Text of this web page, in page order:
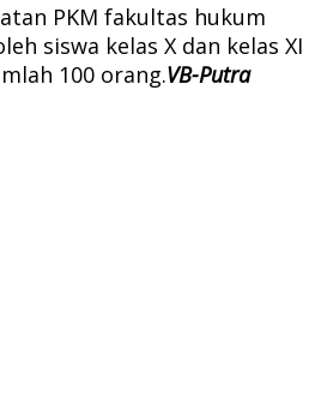
PKM fakultas hukum
siswa kelas X dan kelas XI
100 orang.VB-Putra